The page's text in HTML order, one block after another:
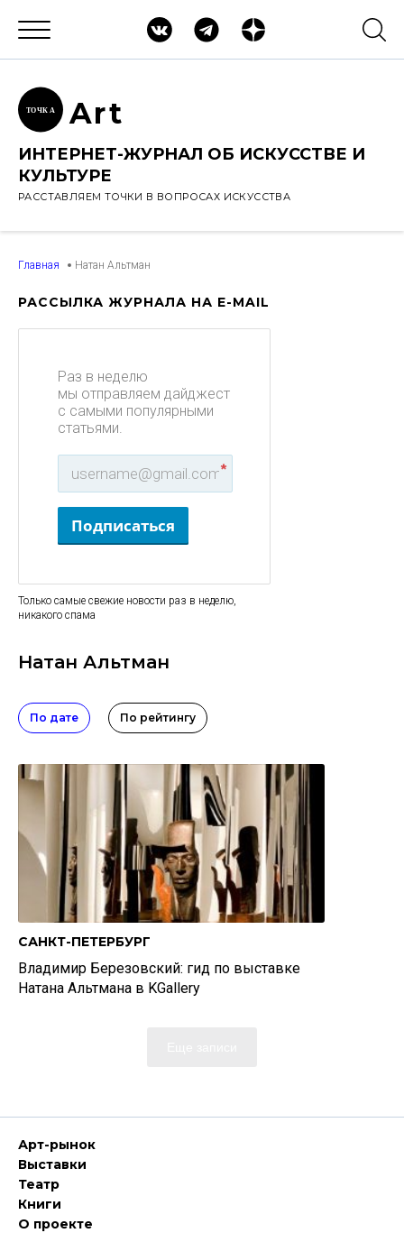
ТОЧК А Art
ИНТЕРНЕТ-ЖУРНАЛ ОБ ИСКУССТВЕ И
КУЛЬТУРЕ
РАССТАВЛЯЕМ ТОЧКИ В ВОПРОСАХ ИСКУССТВА
Главная Натан Альтман
РАССЫЛКА ЖУРНАЛА НА E-MAIL
Раз в неделю
мы отправляем дайджест
с самыми популярными
статьями.
*
Подписаться
Только самые свежие новости раз в неделю,
никакого спама
Натан Альтман
По дате По рейтингу
САНКТ-ПЕТЕРБУРГ
Владимир Березовский: гид по выставке
Натана Альтмана в KGallery
Арт-рынок
Выставки
Театр
Книги
О проекте